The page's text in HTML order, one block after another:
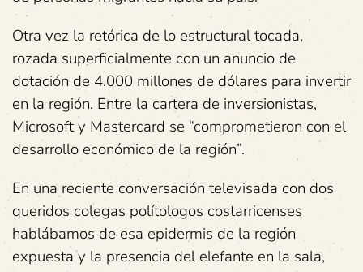
Otra vez la retórica de lo estructural tocada,
rozada superficialmente con un anuncio de
dotación de 4.000 millones de dólares para invertir
en la región. Entre la cartera de inversionistas,
Microsoft y Mastercard se “comprometieron con el
desarrollo económico de la región”.
En una reciente conversación televisada con dos
queridos colegas polítologos costarricenses
hablábamos de esa epidermis de la región
expuesta y la presencia del elefante en la sala,